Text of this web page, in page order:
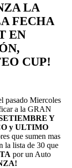
LA
FECHA
EN
CUP!
pasado Miercoles
a la GRAN
Y
y ULTIMO
que sumen mas
la lista de 30 que
por un Auto